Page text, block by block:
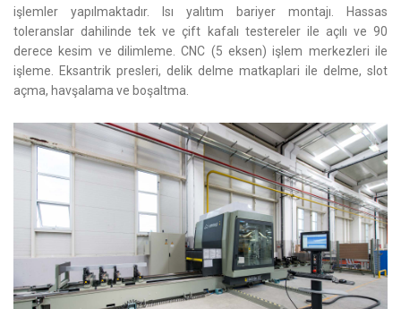
işlemler yapılmaktadır. Isı yalıtım bariyer montajı. Hassas
toleranslar dahilinde tek ve çift kafalı testereler ile açılı ve 90
derece kesim ve dilimleme. CNC (5 eksen) işlem merkezleri ile
işleme. Eksantrik presleri, delik delme matkaplari ile delme, slot
açma, havşalama ve boşaltma.